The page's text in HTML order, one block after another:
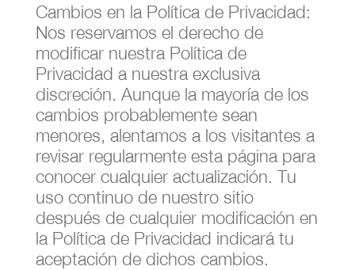
Cambios en la Política de Privacidad:
Nos reservamos el derecho de
modificar nuestra Política de
Privacidad a nuestra exclusiva
discreción. Aunque la mayoría de los
cambios probablemente sean
menores, alentamos a los visitantes a
revisar regularmente esta página para
conocer cualquier actualización. Tu
uso continuo de nuestro sitio
después de cualquier modificación en
la Política de Privacidad indicará tu
aceptación de dichos cambios.